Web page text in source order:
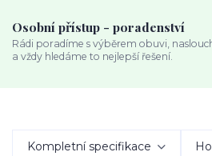
Osobní přístup - poradenství
Rádi poradíme s výběrem obuvi,
a vždy hledáme to nejlepší řešení.
Kompletní specifikace